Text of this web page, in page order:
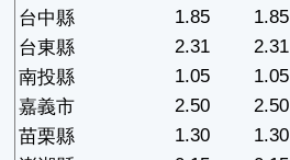
台中縣
1.85 1.85
台東縣
2.31 2.31
南投縣
1.05 1.05
嘉義市
2.50 2.50
苗栗縣
1.30 1.30